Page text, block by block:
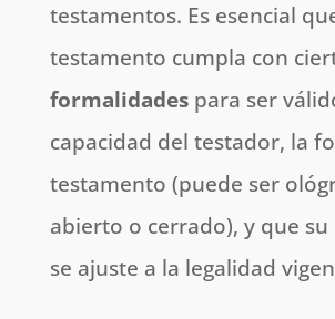
testamentos. Es esencial
testamento cumpla con
formalidadespara ser
capacidad del testador, la
testamento (puede ser
abierto o cerrado), y que
se ajuste a la legalidad